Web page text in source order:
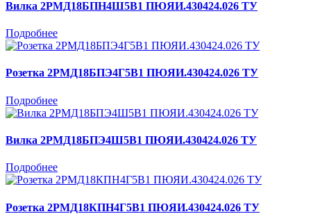
Вилка 2РМД18БПН4Ш5В1 ПЮЯИ.430424.026 ТУ
Подробнее
Розетка 2РМД18БПЭ4Г5В1 ПЮЯИ.430424.026 ТУ
Подробнее
Вилка 2РМД18БПЭ4Ш5В1 ПЮЯИ.430424.026 ТУ
Подробнее
Розетка 2РМД18КПН4Г5В1 ПЮЯИ.430424.026 ТУ